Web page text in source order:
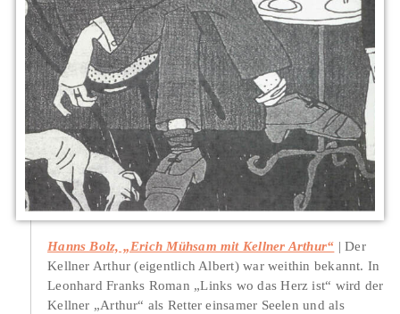
Hanns Bolz, „Erich Mühsam mit Kellner Arthur“
Der
Kellner Arthur (eigentlich Albert) war weithin bekannt. In
Leonhard Franks Roman „Links wo das Herz ist“ wird der
Kellner „Arthur“ als Retter einsamer Seelen und als